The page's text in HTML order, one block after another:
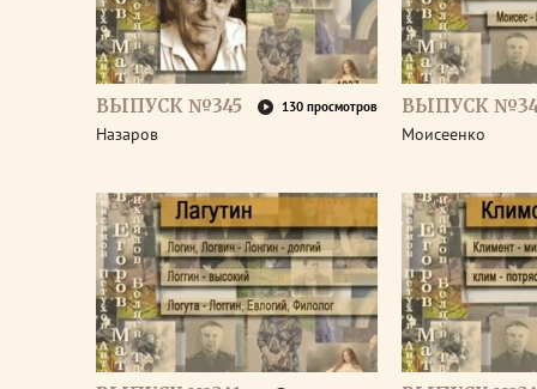
ВЫПУСК №345 130 просмотров
Назаров
ВЫПУСК
Моисеенко